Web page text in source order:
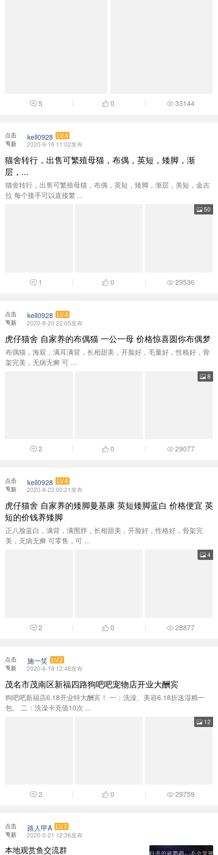
5 0 33144
点击
重新
kell0928 LV.4
2020-9-16 11:02发布
猫舍转行，出售可繁殖母猫，布偶，英短，矮脚，渐
层，...
猫舍转行，出售可繁殖母猫，布偶，英短，矮脚，渐层，美短，金吉
拉 每个接手可以直接繁 ...
50
1 0 29536
点击
重新
kell0928 LV.4
2020-8-20 22:05发布
虎仔猫舍 自家养的布偶猫 一公一母 价格惊喜圆你布偶梦
布偶猫，海双，满耳满背，长相甜美，开脸好，毛量好，性格好，骨
架完美，无病无癣 可 ...
8
2 0 29077
点击
重新
kell0928 LV.4
2020-8-22 00:21发布
虎仔猫舍 自家养的矮脚曼基康 英短矮脚蓝白 价格便宜 英
短的价钱养矮脚
正八脸蓝白，满背，满围脖，长相甜美，开脸好，性格好，骨架完
美，无病无癣 可零售，可 ...
4
狗吧吧新福店6.18开业特大酬宾！ 一：洗澡、美容6.18折送湿粮一
29759
本地鹦鹉鱼、观赏鱼交流群，欢迎来自天南地北的
1 31139